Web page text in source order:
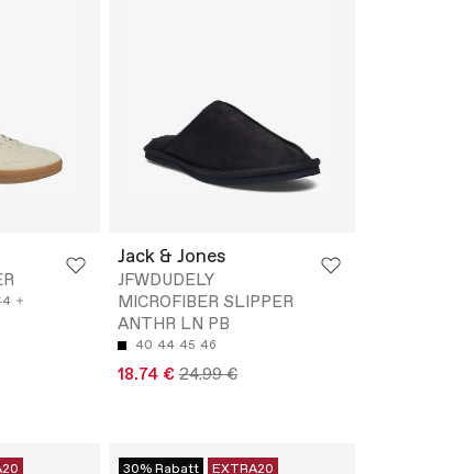
Jack & Jones
JFWDUDELY
MICROFIBER SLIPPER
ANTHR LN PB
40 44 45 46
18.74 € 24.99 €
30% Rabatt EXTRA20